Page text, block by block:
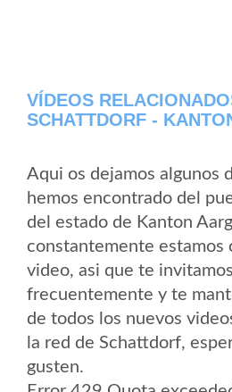
VÍDEOS
SCHATTDORF -
Aqui os dejamos algunos
hemos encontrado del
del estado de Kanton
constantemente estamos
video, asi que te
frecuentemente y te
de todos los nuevos
la red de Schattdorf,
gusten.